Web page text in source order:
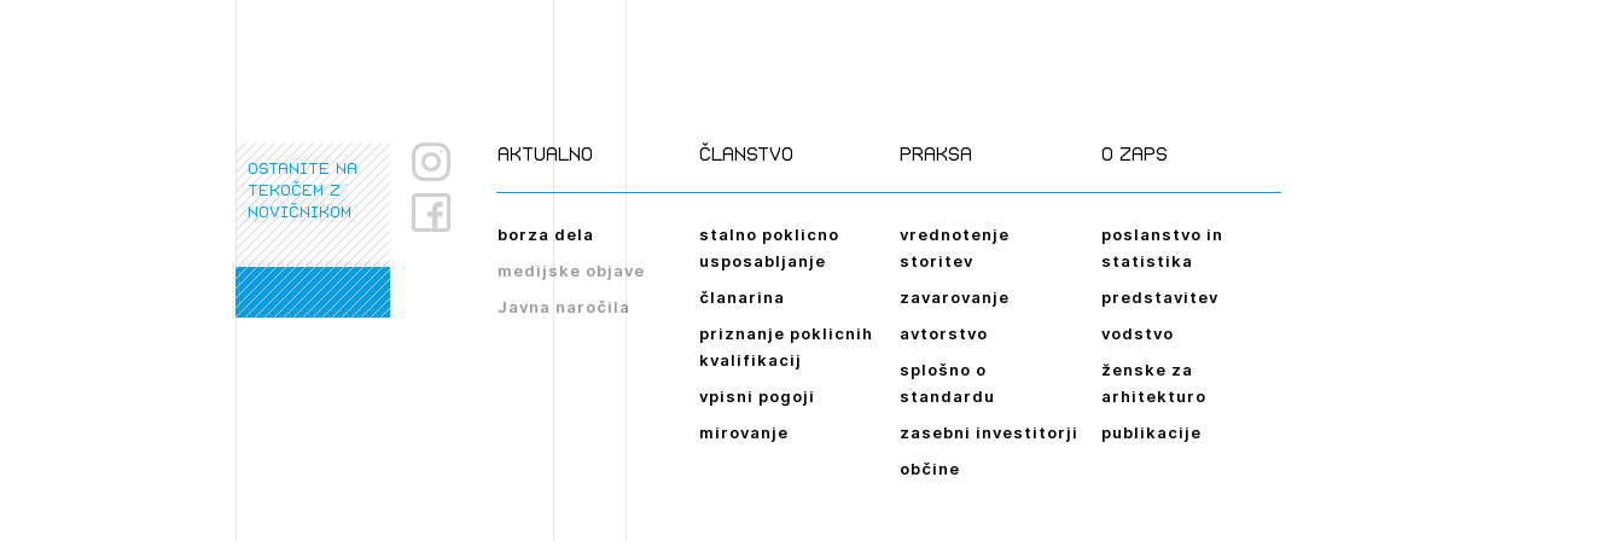
ostanite na
tekočem z
novičnikom
aktualno
borza dela
medijske objave
Javna naročila
članstvo
stalno poklicno
usposabljanje
članarina
priznanje poklicnih
kvalifikacij
vpisni pogoji
mirovanje
praksa
vrednotenje
storitev
zavarovanje
avtorstvo
splošno o
standardu
zasebni investitorji
občine
O zaps
poslanstvo in
statistika
predstavitev
vodstvo
ženske za
arhitekturo
publikacije